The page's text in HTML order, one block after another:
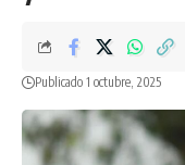
Publicado 1 octubre, 2025